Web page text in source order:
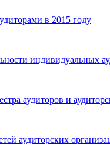
в 2015 году
индивидуальных
аудиторов и
аудиторских